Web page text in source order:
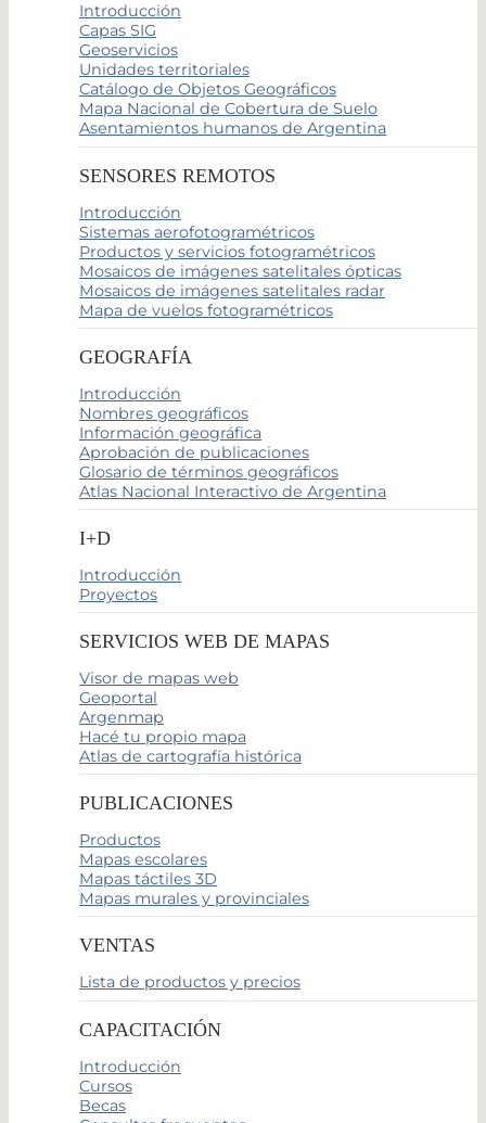
Introducción
Capas SIG
Geoservicios
Unidades territoriales
Catálogo de Objetos Geográficos
Mapa Nacional de Cobertura de Suelo
Asentamientos humanos de Argentina
SENSORES REMOTOS
Introducción
Sistemas aerofotogramétricos
Productos y servicios fotogramétricos
Mosaicos de imágenes satelitales ópticas
Mosaicos de imágenes satelitales radar
Mapa de vuelos fotogramétricos
GEOGRAFÍA
Introducción
Nombres geográficos
Información geográfica
Aprobación de publicaciones
Glosario de términos geográficos
Atlas Nacional Interactivo de Argentina
I+D
Introducción
Proyectos
SERVICIOS WEB DE MAPAS
Visor de mapas web
Geoportal
Argenmap
Hacé tu propio mapa
Atlas de cartografía histórica
PUBLICACIONES
Productos
Mapas escolares
Mapas táctiles 3D
Mapas murales y provinciales
VENTAS
Lista de productos y precios
CAPACITACIÓN
Introducción
Cursos
Becas